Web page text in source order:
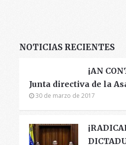
NOTICIAS RECIENTES
¡AN
Junta directiva de la
30 de marzo de 2017